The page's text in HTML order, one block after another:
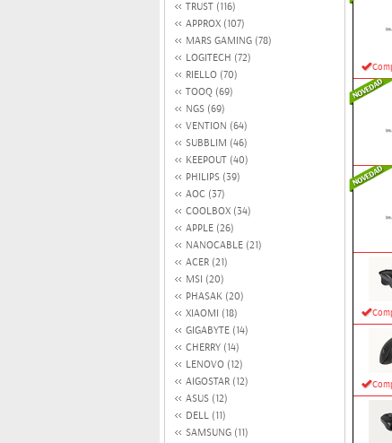
TRUST (116)
APPROX (107)
MARS GAMING (78)
LOGITECH (72)
RIELLO (70)
TOOQ (69)
NGS (69)
VENTION (64)
SUBBLIM (46)
KEEPOUT (40)
PHILIPS (39)
AOC (37)
COOLBOX (34)
APPLE (26)
NANOCABLE (21)
ACER (21)
MSI (20)
PHASAK (20)
XIAOMI (18)
GIGABYTE (14)
CHERRY (14)
LENOVO (12)
AIGOSTAR (12)
ASUS (12)
DELL (11)
SAMSUNG (11)